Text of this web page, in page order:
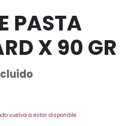
PASTA
X 90 GR
vuelva a estar disponible